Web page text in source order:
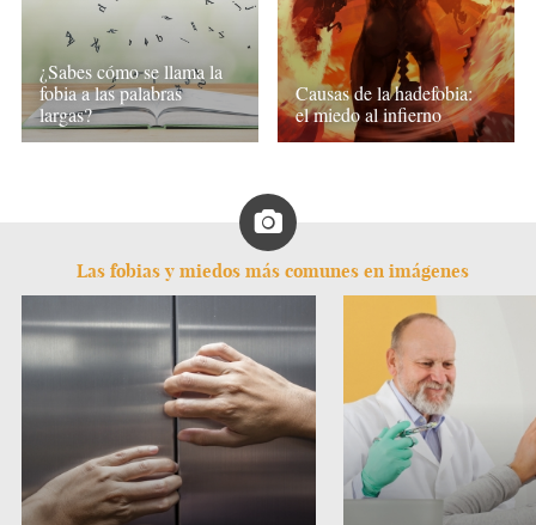
¿Sabes cómo se llama la
fobia a las palabras
largas?
Causas de la hadefobia:
el miedo al infierno
Las fobias y miedos más comunes en imágenes